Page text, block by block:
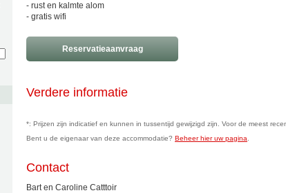
- rust en kalmte alom
- gratis wifi
Reservatieaanvraag
Verdere informatie
*: Prijzen zijn indicatief en kunnen in tussentijd gewijzigd zijn. Voor de meest
Bent u de eigenaar van deze accommodatie? Beheer hier uw pagina
Contact
Bart en Caroline Catttoir